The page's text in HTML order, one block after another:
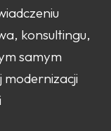
konsultingu,
samym
modernizacji